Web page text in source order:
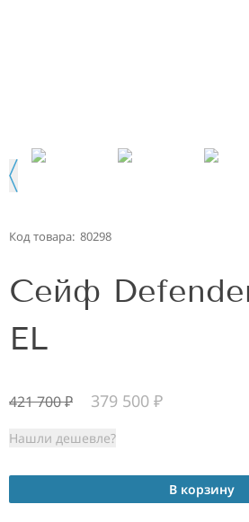
Код товара: 80298
Сейф
EL
421 700₽ 379 500 ₽
Нашли дешевле?
В корзину